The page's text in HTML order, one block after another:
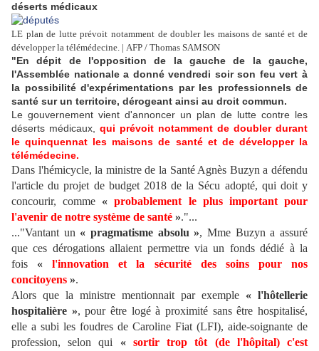
déserts médicaux
LE plan de lutte prévoit notamment de doubler les maisons de santé et de
développer la télémédecine. | AFP / Thomas SAMSON
"En dépit de l'opposition de la gauche de la gauche,
l'Assemblée nationale a donné vendredi soir son feu vert à
la possibilité d'expérimentations par les professionnels de
santé sur un territoire, dérogeant ainsi au droit commun.
Le gouvernement vient d'annoncer un plan de lutte contre les
déserts médicaux,
qui prévoit notamment de doubler durant
le quinquennat les maisons de santé et de développer la
télémédecine.
Dans l'hémicycle, la ministre de la Santé Agnès Buzyn a défendu
l'article du projet de budget 2018 de la Sécu adopté, qui doit y
concourir, comme « probablement le plus important pour
l'avenir de notre système de santé »."...
..."Vantant un « pragmatisme absolu », Mme Buzyn a assuré
que ces dérogations allaient permettre via un fonds dédié à la
fois «l'innovation et la sécurité des soins pour nos
concitoyens ».
Alors que la ministre mentionnait par exemple « l'hôtellerie
hospitalière », pour être logé à proximité sans être hospitalisé,
elle a subi les foudres de Caroline Fiat (LFI), aide-soignante de
profession, selon qui «sortir trop tôt (de l'hôpital) c'est